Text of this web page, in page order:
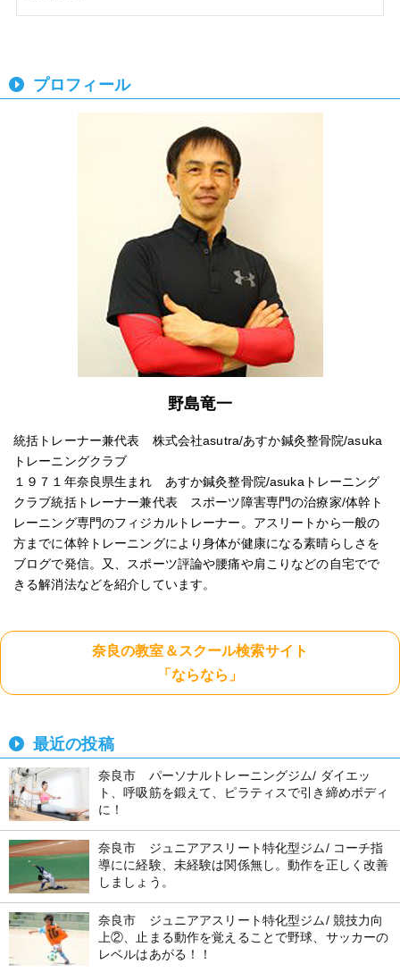
プロフィール
野島竜一
統括トレーナー兼代表 株式会社asutra/あすか鍼灸整骨院/asuka
トレーニングクラブ
１９７１年奈良県生まれ あすか鍼灸整骨院/asukaトレーニング
クラブ統括トレーナー兼代表 スポーツ障害専門の治療家/体幹ト
レーニング専門のフィジカルトレーナー。アスリートから一般の
方までに体幹トレーニングにより身体が健康になる素晴らしさを
ブログで発信。又、スポーツ評論や腰痛や肩こりなどの自宅でで
きる解消法などを紹介しています。
奈良の教室＆スクール検索サイト
「ならなら」
最近の投稿
奈良市 パーソナルトレーニングジム/ ダイエッ
ト、呼吸筋を鍛えて、ピラティスで引き締めボディ
に！
奈良市 ジュニアアスリート特化型ジム/ コーチ指
導にに経験、未経験は関係無し。動作を正しく改善
しましょう。
奈良市 ジュニアアスリート特化型ジム/ 競技力向
上②、止まる動作を覚えることで野球、サッカーの
レベルはあがる！！